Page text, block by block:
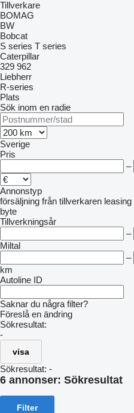
Tillverkare
BOMAG
BW
Bobcat
S series T series
Caterpillar
329 962
Liebherr
R-series
Plats
Sök inom en radie
Sverige
Pris
–
Annonstyp
försäljning från tillverkaren leasing
byte
Tillverkningsår
–
Miltal
–
km
Autoline ID
Saknar du några filter?
Föreslå en ändring
Sökresultat:
-
visa
Sökresultat: -
6 annonser: Sökresultat
Filter